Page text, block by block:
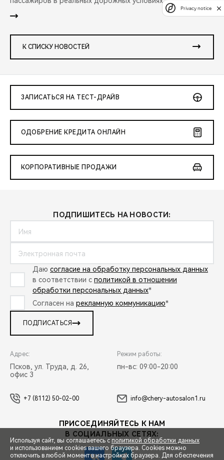
К СПИСКУ НОВОСТЕЙ
ЗАПИСАТЬСЯ НА ТЕСТ-ДРАЙВ
ОДОБРЕНИЕ КРЕДИТА ОНЛАЙН
КОРПОРАТИВНЫЕ ПРОДАЖИ
ПОДПИШИТЕСЬ НА НОВОСТИ:
Даю согласие на обработку персональных данных
в соответствии с политикой в отношении
обработки персональных данных*
Согласен на рекламную коммуникацию*
ПОДПИСАТЬСЯ
Адрес:
Псков, ул. Труда, д. 26,
офис 3
Режим работы:
пн-вс: 09:00-20:00
+7 (8112) 50-02-00 info@chery-autosalon1.ru
ПРИСОЕДИНЯЙТЕСЬ К НАМ
В СОЦИАЛЬНЫХ СЕТЯХ:
Используя сайт, вы соглашаетесь с политикой обработки данных
и использованием cookies вашего браузера. Cookies можно
отключить в любой момент в настройках браузера. Для обеспечения
Privacy notice